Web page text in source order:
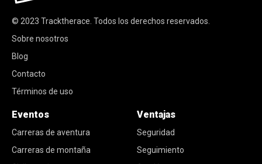
© 2023 Tracktherace Todos los derechos reservados.
Sobre nosotros
Blog
Contacto
Términos de uso
Eventos
Carreras de aventura
Carreras de montaña
Ventajas
Seguridad
Seguimiento